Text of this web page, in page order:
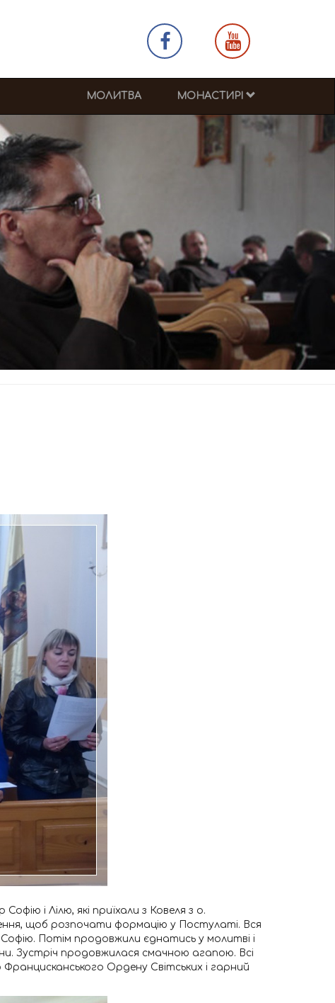
МОНАСТИРІ
МОЛИТВА
і Лілю, які приїхали з Ковеля з о.
щоб розпочати формацію у Постулаті. Вся
Потім продовжили єднатись у молитві і
Зустріч продовжилася смачною агапою. Всі
Ордену Світських і гарний